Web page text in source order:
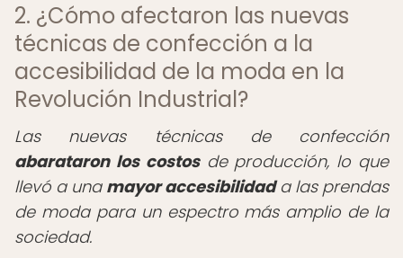
2. ¿Cómo afectaron las nuevas
técnicas de confección a la
accesibilidad de la moda en la
Revolución Industrial?
Las nuevas técnicas de confección
abarataron los costosde producción, lo que
llevó a una mayor accesibilidada las prendas
de moda para un espectro más amplio de la
sociedad.